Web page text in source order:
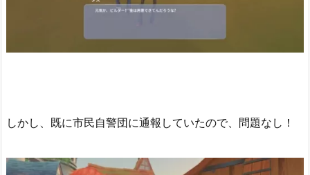
しかし、既に市民自警団に通報していたので、問題なし！